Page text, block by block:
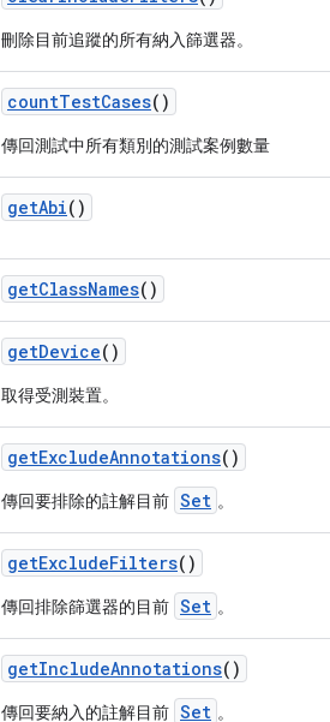
刪除目前追蹤的所有納入篩選器。
countTestCases()
傳回測試中所有類別的測試案例數量
getAbi()
getClassNames()
getDevice()
取得受測裝置。
getExcludeAnnotations()
傳回要排除的註解目前 Set 。
getExcludeFilters()
傳回排除篩選器的目前 Set 。
getIncludeAnnotations()
傳回要納入的註解目前 Set 。